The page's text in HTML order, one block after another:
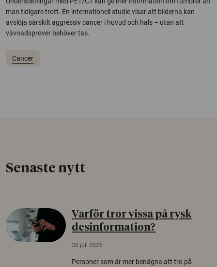
man tidigare trott. En internationell studie visar att bilderna kan
avslöja särskilt aggressiv cancer i huvud och hals – utan att
vävnadsprover behöver tas.
Cancer
Senaste nytt
Varför tror vissa på rysk
desinformation?
30 juli 2026
Personer som är mer benägna att tro på